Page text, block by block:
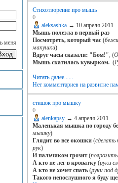
меня
Cтихотворение про мышь
0
aleksashka → 10 апреля 2011
Мышь полезла в первый раз
Посмотреть, который час(
макушки)
Вдруг часы сказали: "Бом!" , (
Мышь скатилась кувырком.(
Читать далее......
Нет комментариев на развитие
стишок про мышку
0
alenkapsy → 4 апреля 2011
Маленькая мышка по городу
мышку)
Глядит во все окошки(сделать
рук)
И пальчиком грозит(
А кто не лег в кроватку(руки
А кто не хочет спать(руки под
Такого непослушного я буду